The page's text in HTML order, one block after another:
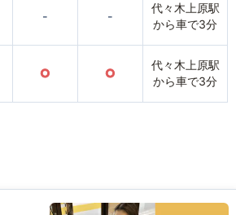
- -
代々木上原駅
から車で3分
○ ○
代々木上原駅
から車で3分